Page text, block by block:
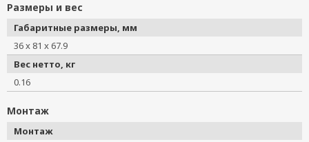
Размеры и вес
Габаритные размеры, мм
36 x 81 x 67.9
Вес нетто, кг
0.16
Монтаж
Монтаж